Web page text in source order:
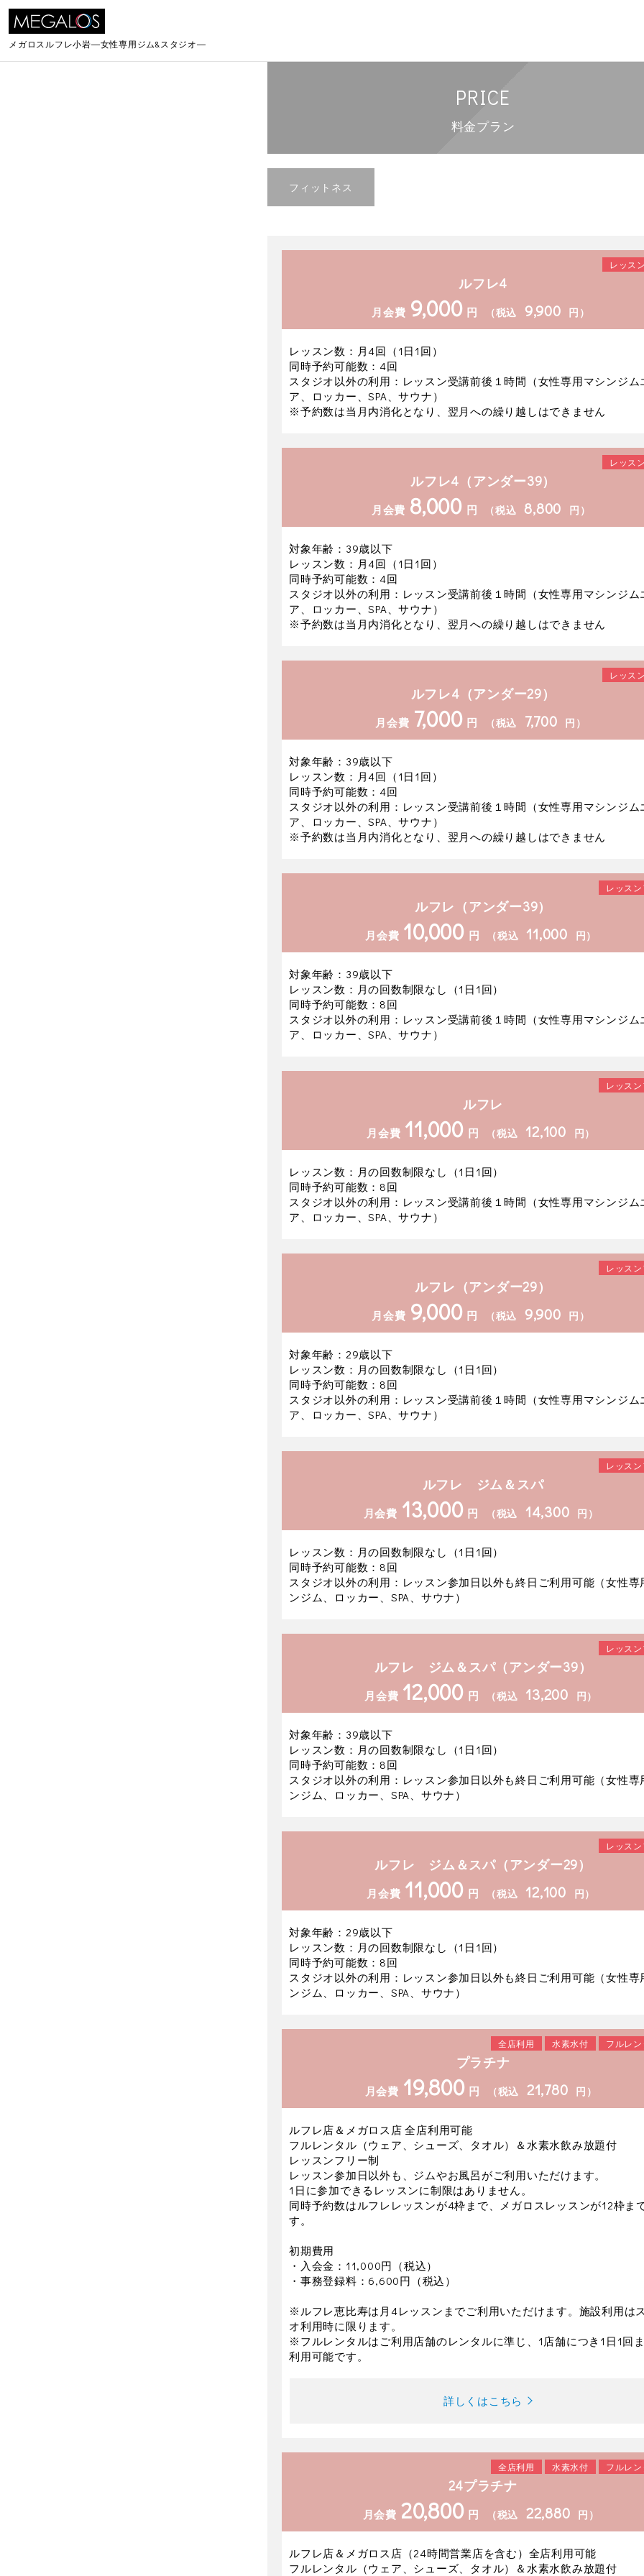
メガロスルフレ小岩―女性専用ジム&スタジオ―
PRICE
料金プラン
フィットネス
レッス
ルフレ4
月会費 9,000 円 （税込 9,900 円）
レッスン数：月4回（1日1回）
同時予約可能数：4回
スタジオ以外の利用：レッスン受講前後１時間（女性専用マシンジム
ア、ロッカー、SPA、サウナ）
※予約数は当月内消化となり、翌月への繰り越しはできません
レッス
ルフレ4（アンダー39）
月会費 8,000 円 （税込 8,800 円）
対象年齢：39歳以下
レッスン数：月4回（1日1回）
同時予約可能数：4回
スタジオ以外の利用：レッスン受講前後１時間（女性専用マシンジム
ア、ロッカー、SPA、サウナ）
※予約数は当月内消化となり、翌月への繰り越しはできません
レッス
ルフレ4（アンダー29）
月会費 7,000 円 （税込 7,700 円）
対象年齢：39歳以下
レッスン数：月4回（1日1回）
同時予約可能数：4回
スタジオ以外の利用：レッスン受講前後１時間（女性専用マシンジム
ア、ロッカー、SPA、サウナ）
※予約数は当月内消化となり、翌月への繰り越しはできません
レッス
ルフレ（アンダー39）
月会費 10,000 円 （税込 11,000 円）
対象年齢：39歳以下
レッスン数：月の回数制限なし（1日1回）
同時予約可能数：8回
スタジオ以外の利用：レッスン受講前後１時間（女性専用マシンジム
ア、ロッカー、SPA、サウナ）
レッス
ルフレ
月会費 11,000 円 （税込 12,100 円）
レッスン数：月の回数制限なし（1日1回）
同時予約可能数：8回
スタジオ以外の利用：レッスン受講前後１時間（女性専用マシンジム
ア、ロッカー、SPA、サウナ）
レッス
ルフレ（アンダー29）
月会費 9,000 円 （税込 9,900 円）
対象年齢：29歳以下
レッスン数：月の回数制限なし（1日1回）
同時予約可能数：8回
スタジオ以外の利用：レッスン受講前後１時間（女性専用マシンジム
ア、ロッカー、SPA、サウナ）
レッス
ルフレ ジム＆スパ
月会費 13,000 円 （税込 14,300 円）
レッスン数：月の回数制限なし（1日1回）
同時予約可能数：8回
スタジオ以外の利用：レッスン参加日以外も終日ご利用可能（女性専
ンジム、ロッカー、SPA、サウナ）
レッス
ルフレ ジム＆スパ（アンダー39）
月会費 12,000 円 （税込 13,200 円）
対象年齢：39歳以下
レッスン数：月の回数制限なし（1日1回）
同時予約可能数：8回
スタジオ以外の利用：レッスン参加日以外も終日ご利用可能（女性専
ンジム、ロッカー、SPA、サウナ）
レッス
ルフレ ジム＆スパ（アンダー29）
月会費 11,000 円 （税込 12,100 円）
対象年齢：29歳以下
レッスン数：月の回数制限なし（1日1回）
同時予約可能数：8回
スタジオ以外の利用：レッスン参加日以外も終日ご利用可能（女性専
ンジム、ロッカー、SPA、サウナ）
全店利用 水素水付 フルレ
プラチナ
月会費 19,800 円 （税込 21,780 円）
ルフレ店＆メガロス店 全店利用可能
フルレンタル（ウェア、シューズ、タオル）＆水素水飲み放題付
レッスンフリー制
レッスン参加日以外も、ジムやお風呂がご利用いただけます。
1日に参加できるレッスンに制限はありません。
同時予約数はルフレレッスンが4枠まで、メガロスレッスンが12枠ま
す。
初期費用
・入会金：11,000円（税込）
・事務登録料：6,600円（税込）
※ルフレ恵比寿は月4レッスンまでご利用いただけます。施設利用は
オ利用時に限ります。
※フルレンタルはご利用店舗のレンタルに準じ、1店舗につき1日1回
利用可能です。
詳しくはこちら
全店利用 水素水付 フルレ
24プラチナ
月会費 20,800 円 （税込 22,880 円）
ルフレ店＆メガロス店（24時間営業店を含む）全店利用可能
フルレンタル（ウェア、シューズ、タオル）＆水素水飲み放題付